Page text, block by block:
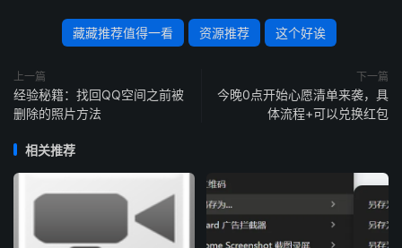
藏藏推荐值得一看 资源推荐 这个好诶
上一篇
经验秘籍：找回QQ空间之前被
删除的照片方法
下一篇
今晚0点开始心愿清单来袭，具
体流程+可以兑换红包
相关推荐